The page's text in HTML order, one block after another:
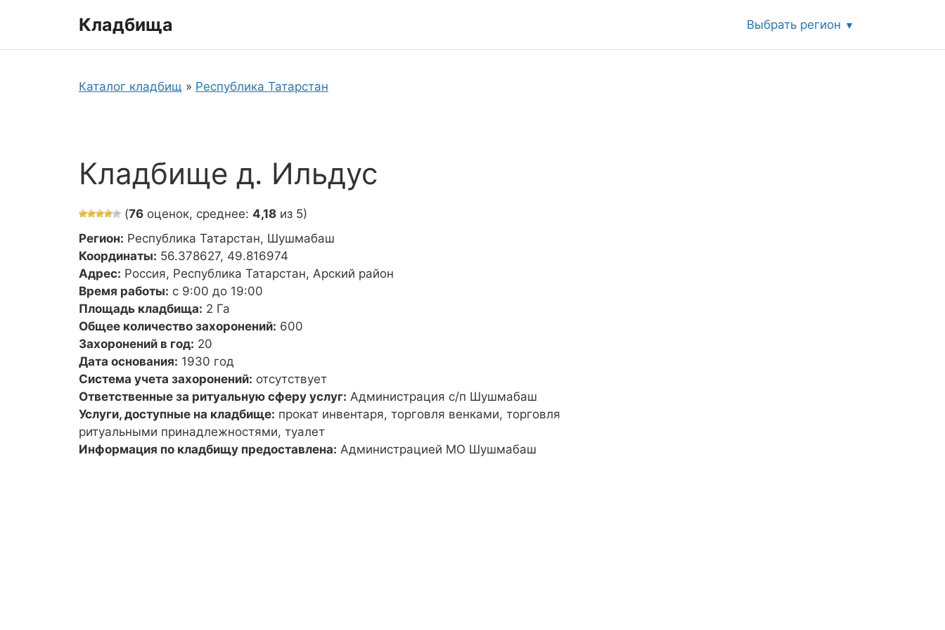
Кладбища Выбрать регион
Каталог кладбищ » Республика Татарстан
Кладбище д. Ильдус
(76 оценок, среднее: 4,18 из 5)
Регион: Республика Татарстан, Шушмабаш
Координаты: 56.378627, 49.816974
Адрес: Россия, Республика Татарстан, Арский район
Время работы: с 9:00 до 19:00
Площадь кладбища: 2 Га
Общее количество захоронений: 600
Захоронений в год: 20
Дата основания: 1930 год
Система учета захоронений: отсутствует
Ответственные за ритуальную сферу услуг: Администрация с/п Шушмабаш
Услуги, доступные на кладбище: прокат инвентаря, торговля венками, торговля
ритуальными принадлежностями, туалет
Информация по кладбищу предоставлена: Администрацией МО Шушмабаш